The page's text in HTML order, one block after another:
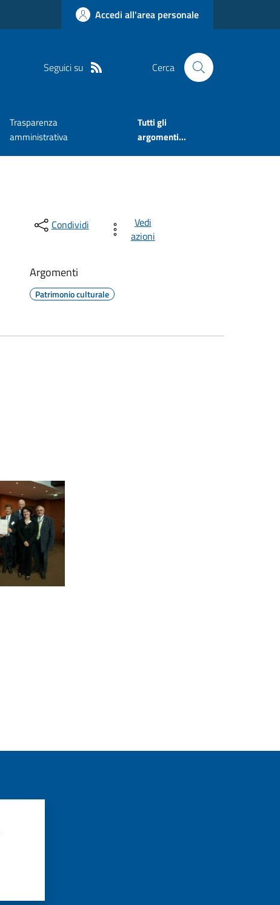
Accedi all'area personale
Seguici su Cerca
Trasparenza
amministrativa
Tutti gli
argomenti...
Condividi
Vedi
azioni
Argomenti
Patrimonio culturale